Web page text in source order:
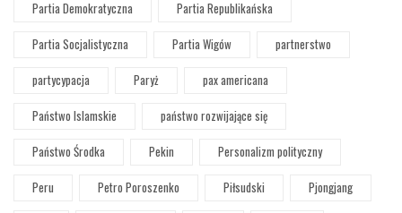
Partia Demokratyczna
Partia Republikańska
Partia Socjalistyczna
Partia Wigów
partnerstwo
partycypacja
Paryż
pax americana
Państwo Islamskie
państwo rozwijające się
Państwo Środka
Pekin
Personalizm polityczny
Peru
Petro Poroszenko Piłsudski
Pjongjang